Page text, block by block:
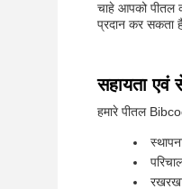
चाहे आपको पीतल
प्रदान कर सकता
सहायता एवं
हमारे पीतल